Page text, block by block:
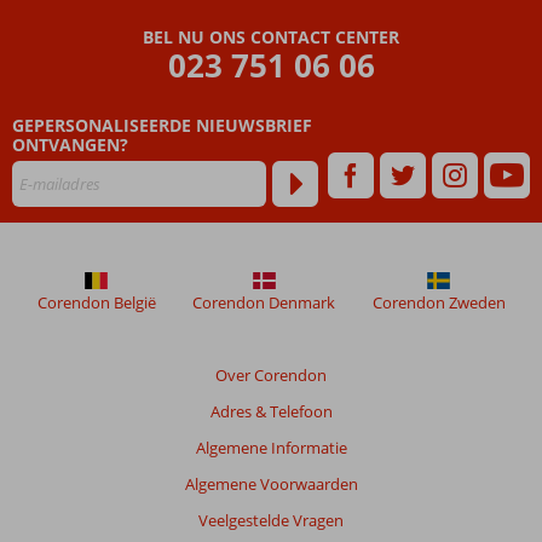
Op
korte
afstand
BEL NU ONS CONTACT CENTER
023 751 06 06
GEPERSONALISEERDE NIEUWSBRIEF
ONTVANGEN?
Over Corendon
Adres & Telefoon
Algemene Informatie
Algemene Voorwaarden
Veelgestelde Vragen
Corendon België Corendon Denmark Corendon Zweden